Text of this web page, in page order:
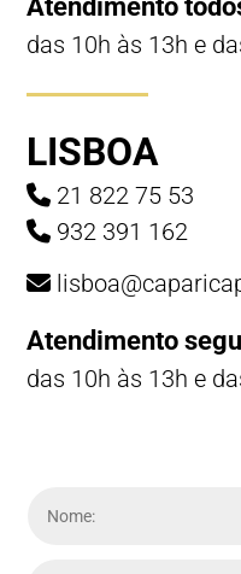
Atendimento
das 10h às 13h e
LISBOA
21 822 75 53
932 391 162
Atendimento
das 10h às 13h e